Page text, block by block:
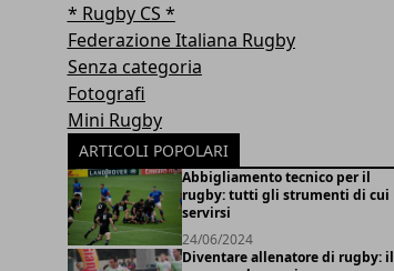
* Rugby CS *
Federazione Italiana Rugby
Senza categoria
Fotografi
Mini Rugby
ARTICOLI POPOLARI
Abbigliamento tecnico per il
rugby: tutti gli strumenti di cui
servirsi
24/06/2024
Diventare allenatore di rugby: il